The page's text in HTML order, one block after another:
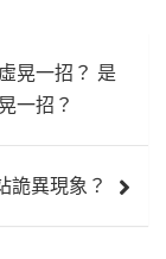
晃一招？ 是
一招？
詭異現象？